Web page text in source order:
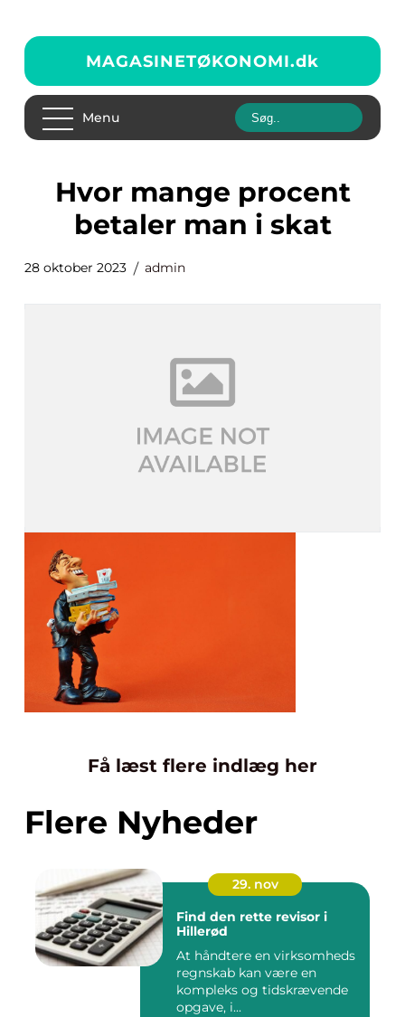
MAGASINETØKONOMI.dk
Menu
hvor mange procent
betaler man i skat
28 oktober 2023 admin
Få læst flere indlæg her
Flere Nyheder
29. nov
Find den rette revisor i
Hillerød
At håndtere en virksomheds
regnskab kan være en
kompleks og tidskrævende
opgave, i...